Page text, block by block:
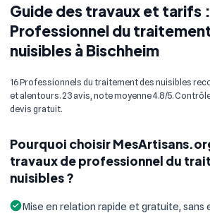
Guide des travaux et tarifs :
Professionnel du
nuisibles à Bischheim
16 Professionnels du traitement des nuisibles
et alentours. 23 avis, note moyenne 4.8/5.
devis gratuit.
Pourquoi choisir
travaux de professionnel du
nuisibles ?
Mise en relation rapide et gratuite, sans